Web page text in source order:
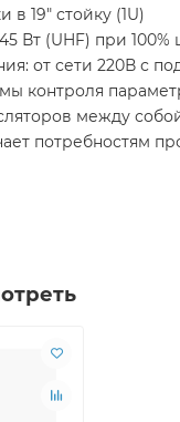
в 19" стойку (1U)
Вт (UHF) при 100%
от сети 220В с
контроля
между
потребностям